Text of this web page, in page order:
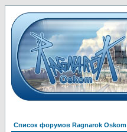
Список форумов Ragnarok Oskom